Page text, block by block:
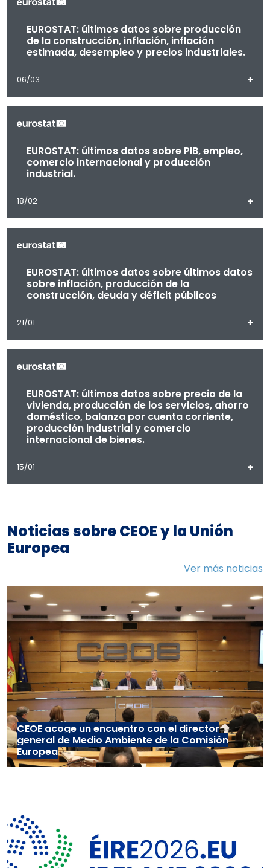
EUROSTAT: últimos datos sobre producción
de la construcción, inflación, inflación
estimada, desempleo y precios industriales.
06/03 +
EUROSTAT: últimos datos sobre PIB, empleo,
comercio internacional y producción
industrial.
18/02 +
EUROSTAT: últimos datos sobre últimos datos
sobre inflación, producción de la
construcción, deuda y déficit públicos
21/01 +
EUROSTAT: últimos datos sobre precio de la
vivienda, producción de los servicios, ahorro
doméstico, balanza por cuenta corriente,
producción industrial y comercio
internacional de bienes.
15/01 +
Noticias sobre CEOE y la Unión
Europea
Ver más noticias
CEOE acoge un encuentro con el director
general de Medio Ambiente de la Comisión
Europea